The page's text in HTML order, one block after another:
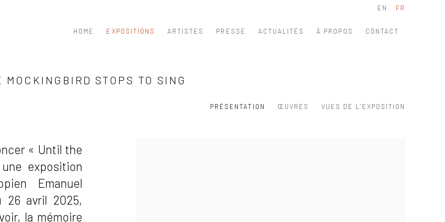
HOME EXPOSITIONS ARTISTES PRESSE ACTUALITÉS À PROPOS CONTACT
EN FR
STOPS TO SING
PRÉSENTATION ŒUVRES VUES DE L'EXPOSITION
« Until the
exposition
Emanuel
26 avril 2025,
la mémoire